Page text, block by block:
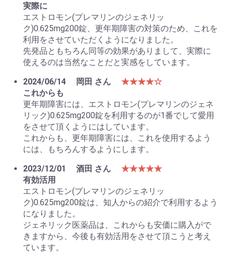
実際に
エストロモン(プレマリンのジェネリッ
ク)0.625mg200錠、更年期障害の対策のため、これを
利用をさせていただくようになりました。
先発品ともちろん同等の効果がありまして、実際に
使えるのは当然なことだと実感をしています。
2024/06/14
岡田 さん
★★★★☆
これからも
更年期障害には、エストロモン(プレマリンのジェネ
リック)0.625mg200錠を利用するのが1番でして愛用
をさせて頂くようにはしています。
これからも、更年期障害には、これを使用するよう
には、もちろんするようにします。
2023/12/01
酒田 さん
★★★★★
有効活用
エストロモン(プレマリンのジェネリッ
ク)0.625mg200錠は、知人からの紹介で利用するよう
になりました。
ジェネリック医薬品は、これからも安価に購入がで
きますから、今後も有効活用をさせて頂こうと考え
ています。